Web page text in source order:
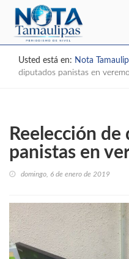
Usted está en: Nota
diputados panistas en
Reelección
panistas en
domingo, 6 de enero de 2019